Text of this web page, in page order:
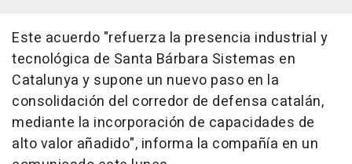
Este acuerdo "refuerza la presencia industrial y
tecnológica de Santa Bárbara Sistemas en
Catalunya y supone un nuevo paso en la
consolidación del corredor de defensa catalán,
mediante la incorporación de capacidades de
alto valor añadido", informa la compañía en un